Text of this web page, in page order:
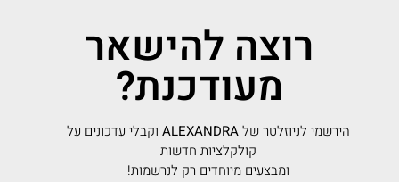
רוצה להישאר
מעודכנת?
הירשמי לניוזלטר שלALEXANDRA וקבלי עדכונים על
קולקלציות חדשות
ומבצעים מיוחדים רק לנרשמות!